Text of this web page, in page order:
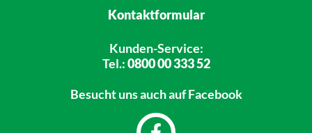
Kontaktformular
Kunden-Service:
Tel.:0800 00 333 52
Besucht unsauch auf Facebook